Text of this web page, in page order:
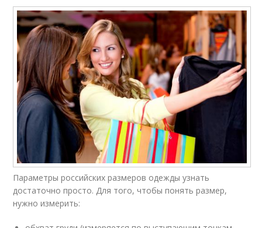
Параметры российских размеров одежды узнать
достаточно просто. Для того, чтобы понять размер,
нужно измерить: